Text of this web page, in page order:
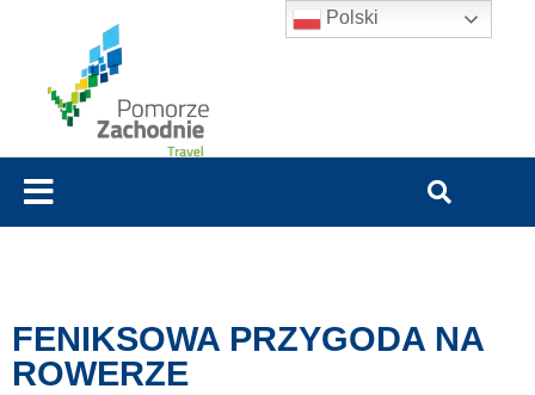
FENIKSOWA PRZYGODA NA
ROWERZE
Polski